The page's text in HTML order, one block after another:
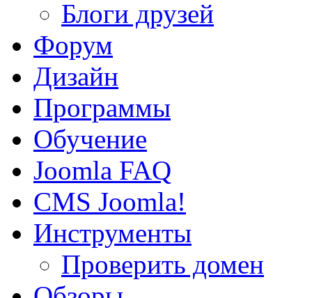
Блоги друзей
Форум
Дизайн
Программы
Обучение
Joomla FAQ
CMS Joomla!
Инструменты
Проверить домен